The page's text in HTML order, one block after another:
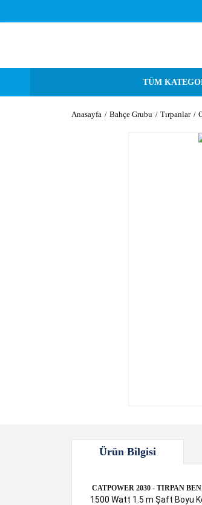
TÜM
Anasayfa Bahçe Grubu Tırpanlar
Ürün Bilgisi
CATPOWER 2030 - TIRPAN
1500 Watt 1.5 m Şaft Boyu